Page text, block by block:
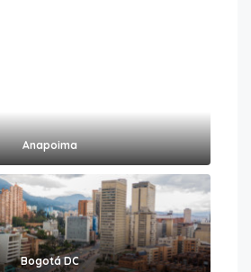
Anapoima
Bogotá DC